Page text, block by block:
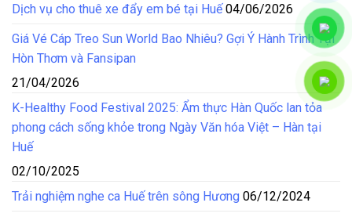
Dịch vụ cho thuê xe đẩy em bé tại Huế 04/06/2026
Giá Vé Cáp Treo Sun World Bao Nhiêu? Gợi Ý Hành Trình Tại
Hòn Thơm và Fansipan
21/04/2026
K-Healthy Food Festival 2025: Ẩm thực Hàn Quốc lan tỏa
phong cách sống khỏe trong Ngày Văn hóa Việt – Hàn tại
Huế
02/10/2025
Trải nghiệm nghe ca Huế trên sông Hương 06/12/2024